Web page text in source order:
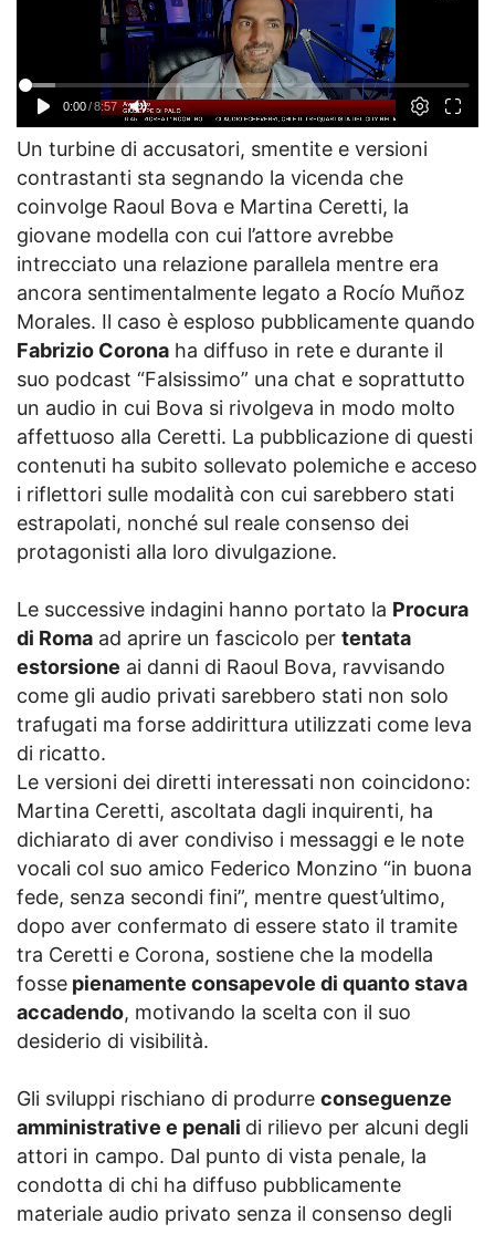
Un turbine di accusatori, smentite e versioni
contrastanti sta segnando la vicenda che
coinvolge Raoul Bova e Martina Ceretti, la
giovane modella con cui l’attore avrebbe
intrecciato una relazione parallela mentre era
ancora sentimentalmente legato a Rocío Muñoz
Morales. Il caso è esploso pubblicamente quando
Fabrizio Corona ha diffuso in rete e durante il
suo podcast “Falsissimo” una chat e soprattutto
un audio in cui Bova si rivolgeva in modo molto
affettuoso alla Ceretti. La pubblicazione di questi
contenuti ha subito sollevato polemiche e acceso
i riflettori sulle modalità con cui sarebbero stati
estrapolati, nonché sul reale consenso dei
protagonisti alla loro divulgazione.
Le successive indagini hanno portato la Procura
di Roma ad aprire un fascicolo per tentata
estorsione ai danni di Raoul Bova, ravvisando
come gli audio privati sarebbero stati non solo
trafugati ma forse addirittura utilizzati come leva
di ricatto.
Le versioni dei diretti interessati non coincidono:
Martina Ceretti, ascoltata dagli inquirenti, ha
dichiarato di aver condiviso i messaggi e le note
vocali col suo amico Federico Monzino “in buona
fede, senza secondi fini”, mentre quest’ultimo,
dopo aver confermato di essere stato il tramite
tra Ceretti e Corona, sostiene che la modella
fosse pienamente consapevole di quanto stava
accadendo, motivando la scelta con il suo
desiderio di visibilità.
Gli sviluppi rischiano di produrre conseguenze
amministrative e penali di rilievo per alcuni degli
attori in campo. Dal punto di vista penale, la
condotta di chi ha diffuso pubblicamente
materiale audio privato senza il consenso degli